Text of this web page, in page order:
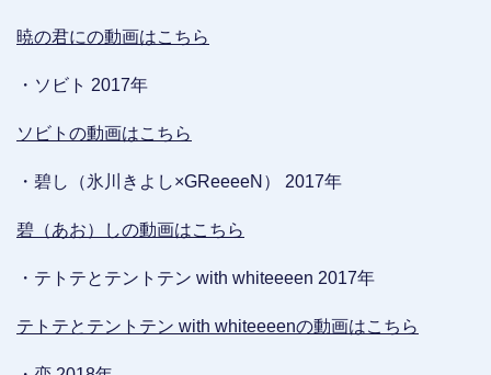
暁の君にの動画はこちら
・ソビト 2017年
ソビトの動画はこちら
・碧し（氷川きよし×GReeeeN） 2017年
碧（あお）しの動画はこちら
・テトテとテントテン with whiteeeen 2017年
テトテとテントテン with whiteeeenの動画はこちら